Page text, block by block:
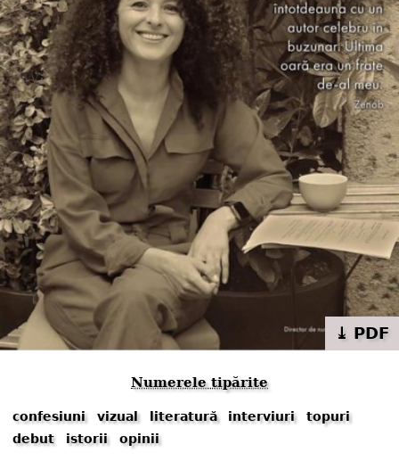
⤓ PDF
Numerele tipărite
confesiuni vizual literatură interviuri
topuri
debut
istorii opinii